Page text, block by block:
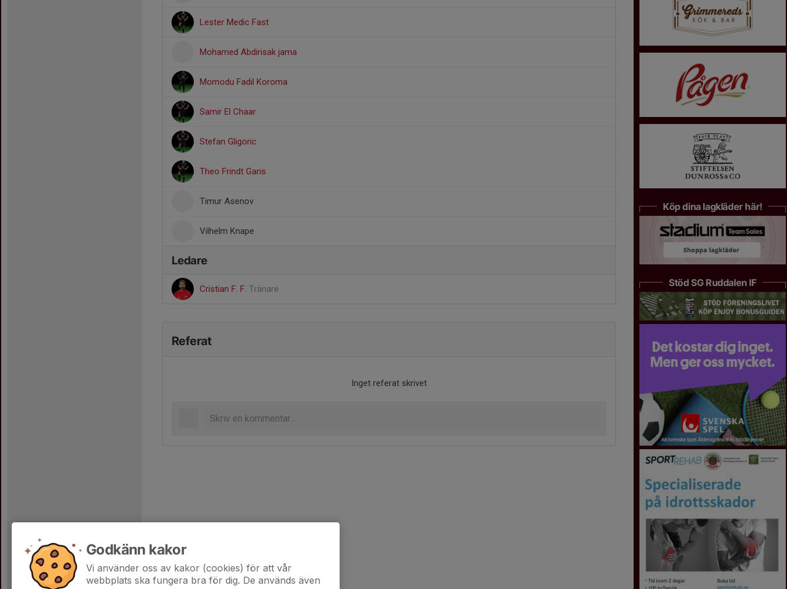
Lester Medic Fast
Mohamed Abdirisak jama
Momodu Fadil Koroma
Samir El Chaar
Stefan Gligoric
Theo Frindt Garis
Timur Asenov
Vilhelm Knape
Ledare
Cristian F. F. Tränare
Referat
Inget referat skrivet
Köp dina lagkläder här!
Stöd SG Ruddalen IF
Godkänn kakor
Vi använder oss av kakor (cookies) för att vår
webbplats ska fungera bra för dig. De används även